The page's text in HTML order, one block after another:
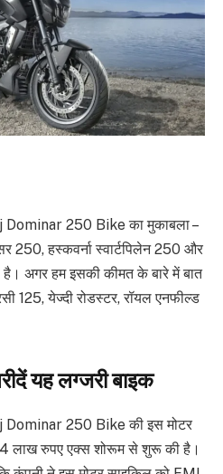
Dominar 250 Bike का मुकाबला –
250, हस्कवर्ना स्वार्टपिलेन 250 और
अगर हम इसकी कीमत के बारे में बात
125, येज्दी रोडस्टर, रॉयल एनफील्ड
यह लग्जरी बाइक
Dominar 250 Bike की इस मोटर
लाख रुपए एक्स शोरूम से शुरू की है।